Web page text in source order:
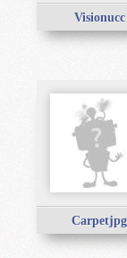
Visionucc
Carpetjpg